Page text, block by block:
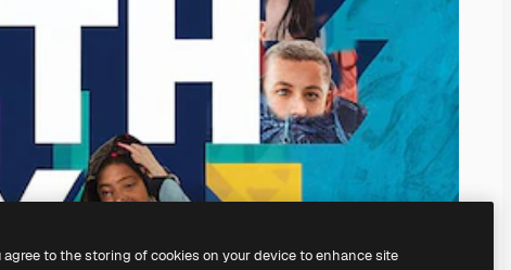
agree to the storing of cookies on your device to enhance site